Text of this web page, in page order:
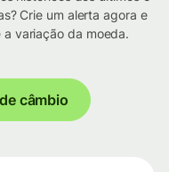
Crie um alerta agora e
variação da moeda.
câmbio